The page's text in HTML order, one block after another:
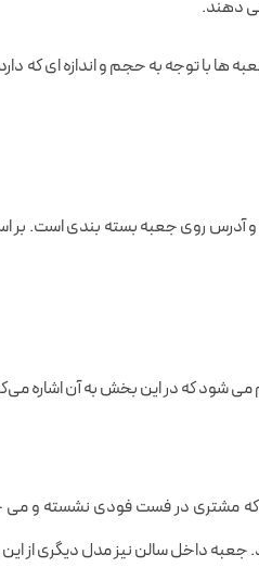
دهند.
ها با توجه به حجم و اندازه ای که
روی جعبه بسته بندی است. بر
می شود که در این بخش به آن اشاره
مشتری در فست فودی نشسته و می
جعبه داخل سالن نیز مدل دیگری